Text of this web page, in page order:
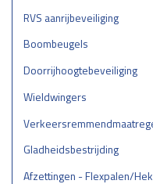
RVS aanrijbeveiliging
Boombeugels
Doorrijhoogtebeveiliging
Wieldwingers
Gladheidsbestrijding
Afzettingen - Flexpalen/